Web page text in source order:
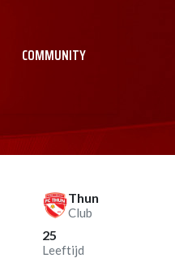
COMMUNITY
Thun
Club
25
Leeftijd